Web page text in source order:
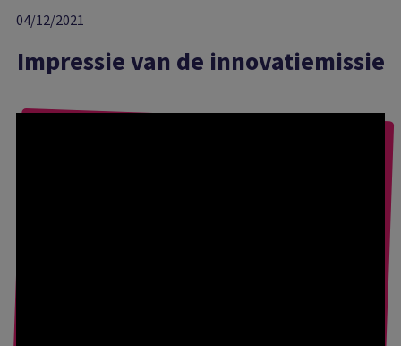
04/12/2021
Impressie van de innovatiemissie